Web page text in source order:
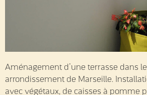
Aménagement d’une terrasse dans le
arrondissement de Marseille.
avec végétaux, de caisses à pomme